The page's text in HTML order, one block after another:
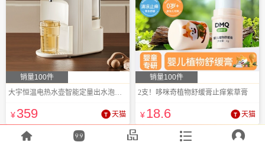
销量100件
大宇恒温电热水壶智能定量出水泡奶机
¥359 天猫
销量100件
2支！哆咪奇植物舒缓膏止痒紫草膏
¥18.6 天猫
    